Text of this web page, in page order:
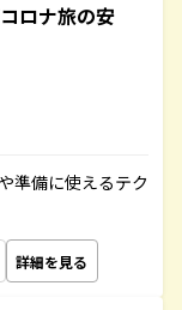
ロナ旅の安
準備に使えるテク
詳細を見る